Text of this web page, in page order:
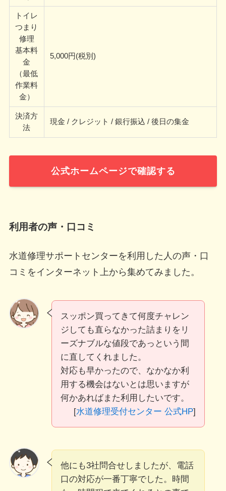
トイレ
つまり
修理
基本料
金
（最低
作業料
金）
5,000円(税別)
決済方
法
現金 / クレジット / 銀行振込 / 後日の集金
公式ホームページで確認する
利用者の声・口コミ
水道修理サポートセンターを利用した人の声・口
コミをインターネット上から集めてみました。
スッポン買ってきて何度チャレン
ジしても直らなかった詰まりをリ
ーズナブルな値段であっという間
に直してくれました。
対応も早かったので、なかなか利
用する機会はないとは思いますが
何かあればまた利用したいです。
[水道修理受付センター 公式HP]
他にも3社問合せしましたが、電話
口の対応が一番丁寧でした。時間